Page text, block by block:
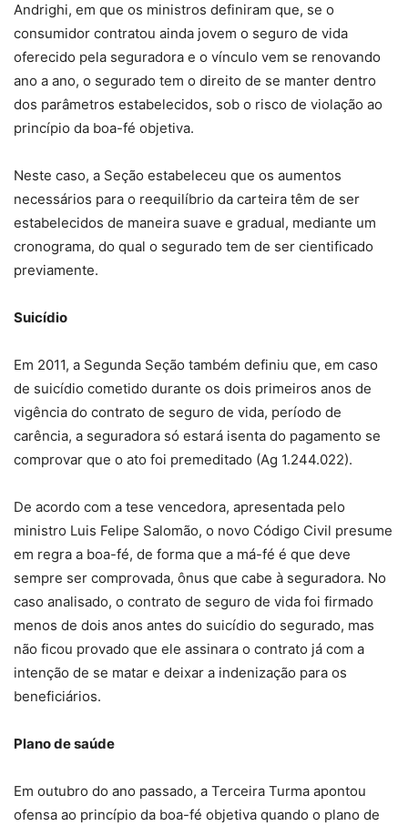
Andrighi, em que os ministros definiram que, se o
consumidor contratou ainda jovem o seguro de vida
oferecido pela seguradora e o vínculo vem se renovando
ano a ano, o segurado tem o direito de se manter dentro
dos parâmetros estabelecidos, sob o risco de violação ao
princípio da boa-fé objetiva.
Neste caso, a Seção estabeleceu que os aumentos
necessários para o reequilíbrio da carteira têm de ser
estabelecidos de maneira suave e gradual, mediante um
cronograma, do qual o segurado tem de ser cientificado
previamente.
Suicídio
Em 2011, a Segunda Seção também definiu que, em caso
de suicídio cometido durante os dois primeiros anos de
vigência do contrato de seguro de vida, período de
carência, a seguradora só estará isenta do pagamento se
comprovar que o ato foi premeditado (Ag 1.244.022).
De acordo com a tese vencedora, apresentada pelo
ministro Luis Felipe Salomão, o novo Código Civil presume
em regra a boa-fé, de forma que a má-fé é que deve
sempre ser comprovada, ônus que cabe à seguradora. No
caso analisado, o contrato de seguro de vida foi firmado
menos de dois anos antes do suicídio do segurado, mas
não ficou provado que ele assinara o contrato já com a
intenção de se matar e deixar a indenização para os
beneficiários.
Plano de saúde
Em outubro do ano passado, a Terceira Turma apontou
ofensa ao princípio da boa-fé objetiva quando o plano de